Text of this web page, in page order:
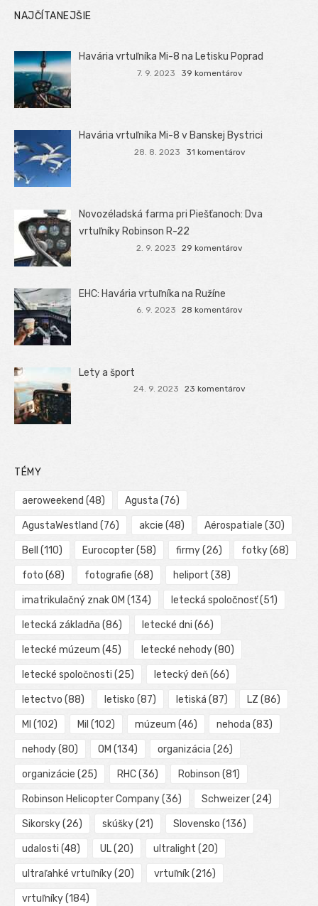
NAJČÍTANEJŠIE
Havária vrtuľníka Mi-8 na Letisku Poprad
7. 9. 2023 39 komentárov
Havária vrtuľníka Mi-8 v Banskej Bystrici
28. 8. 2023 31 komentárov
Novozéladská farma pri Piešťanoch: Dva
vrtuľníky Robinson R-22
2. 9. 2023 29 komentárov
EHC: Havária vrtuľníka na Ružíne
6. 9. 2023 28 komentárov
Lety a šport
24. 9. 2023 23 komentárov
TÉMY
aeroweekend (48) Agusta (76)
AgustaWestland (76) akcie (48) Aérospatiale (30)
Bell (110) Eurocopter(58) firmy(26) fotky(68)
foto (68) fotografie (68) heliport (38)
imatrikulačný znak OM (134) letecká spoločnosť(51)
letecká základňa (86) letecké dni (66)
letecké múzeum (45) letecké nehody(80)
letecké spoločnosti (25) letecký deň(66)
letectvo (88) letisko (87) letiská (87) LZ (86)
MI (102) Mil (102) múzeum (46) nehoda (83)
nehody(80) OM (134) organizácia (26)
organizácie (25) RHC(36) Robinson (81)
Robinson Helicopter Company(36) Schweizer(24)
Sikorsky(26) skúšky(21) Slovensko (136)
udalosti (48) UL(20) ultralight (20)
ultraľahké vrtuľníky(20) vrtuľník(216)
vrtuľníky(184)